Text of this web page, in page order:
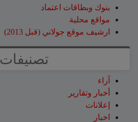
بنوك وبطاقات اعتماد
مواقع محلية
ارشيف موقع جولاني (قبل 2013)
تصنيفات
آراء
أخبار وتقارير
إعلانات
اخبار